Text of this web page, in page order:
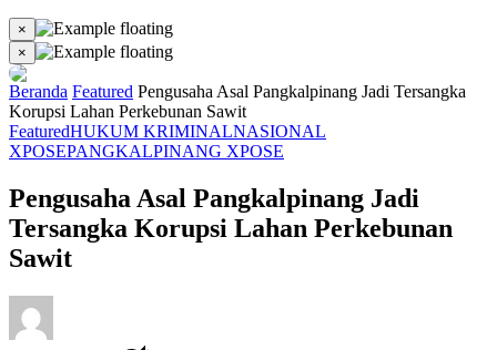
×
×
Beranda Featured Pengusaha Asal Pangkalpinang Jadi Tersangka
Korupsi Lahan Perkebunan Sawit
FeaturedHUKUM KRIMINALNASIONAL
XPOSEPANGKALPINANG XPOSE
Pengusaha Asal Pangkalpinang Jadi
Tersangka Korupsi Lahan Perkebunan
Sawit